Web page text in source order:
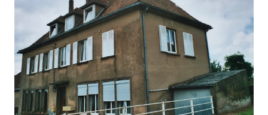
a plus d’autres solutions que les mitraillettes" , s’attrista-t-il. "
Toute sa vie, Abbas aura rêvé d’une décolonisation en
douceur" , écrit Charles-Robert Ageron dans Genèse de
l’Algérie algérienne . Le maintien de l'ordre se transforme en
guerre Elle a opposé l'armée française à des insurgés
nationalistes al...